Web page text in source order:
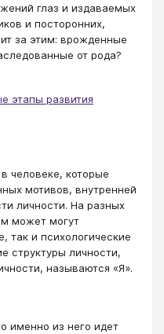
глаз и издаваемых
и посторонних,
за этим: врожденные
от рода?
этапы развития
человеке, которые
мотивов, внутренней
личности. На разных
может могут
так и психологические
структуры личности,
называются «Я».
именно из него идет